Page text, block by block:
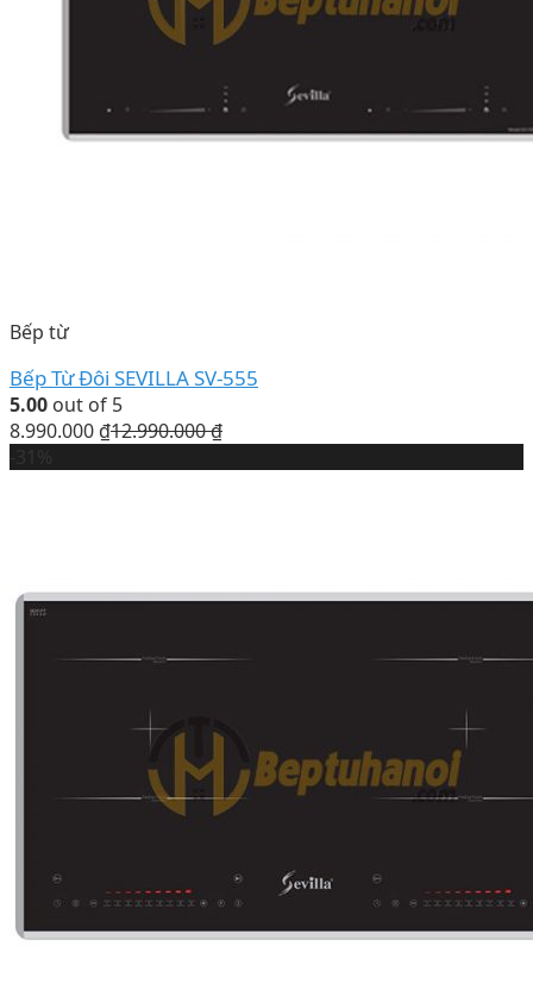
Bếp từ
Bếp Từ Đôi SEVILLA SV-555
5.00 out of 5
8.990.000 ₫12.990.000₫